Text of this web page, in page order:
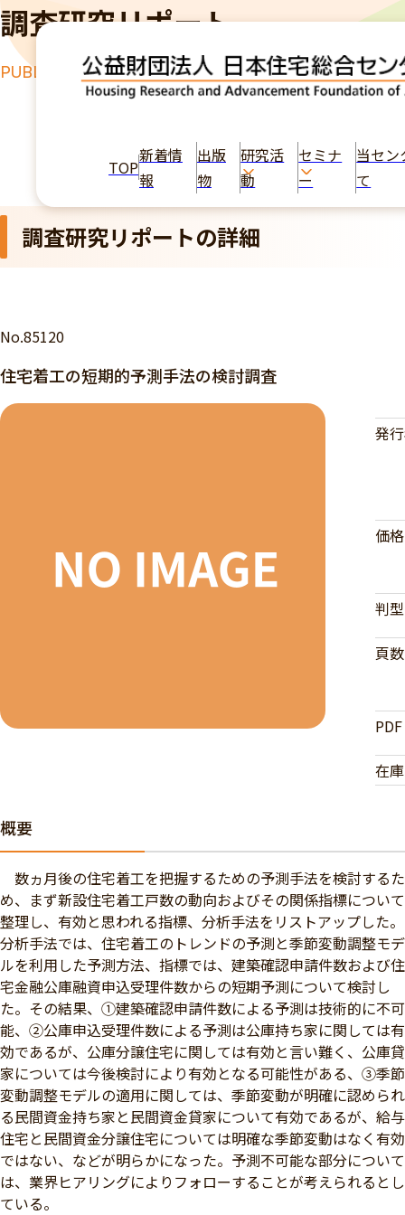
TOP
新着情
報
出版
物
研究活
動
セミナ
ー
当セン
て
調査研究リポート
PUBLICATION
調査研究リポートの詳細
No.85120
住宅着工の短期的予測手法の検討調査
発
価
判型
頁数
PDF
在庫
概要
数ヵ月後の住宅着工を把握するための予測手法を検討するた
め、まず新設住宅着工戸数の動向およびその関係指標について
整理し、有効と思われる指標、分析手法をリストアップした。
分析手法では、住宅着工のトレンドの予測と季節変動調整モデ
ルを利用した予測方法、指標では、建築確認申請件数および住
宅金融公庫融資申込受理件数からの短期予測について検討し
た。その結果、①建築確認申請件数による予測は技術的に不可
能、②公庫申込受理件数による予測は公庫持ち家に関しては有
効であるが、公庫分譲住宅に関しては有効と言い難く、公庫貸
家については今後検討により有効となる可能性がある、③季節
変動調整モデルの適用に関しては、季節変動が明確に認められ
る民間資金持ち家と民間資金貸家について有効であるが、給与
住宅と民間資金分譲住宅については明確な季節変動はなく有効
ではない、などが明らかになった。予測不可能な部分について
は、業界ヒアリングによりフォローすることが考えられるとし
ている。